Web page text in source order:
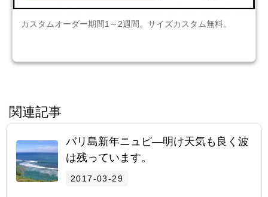
カスタムオーダー期間1～2週間。サイズカスタム無料。
関連記事
バリ島新年ニュピ―明け天気も良く波
は残っています。
2017-03-29